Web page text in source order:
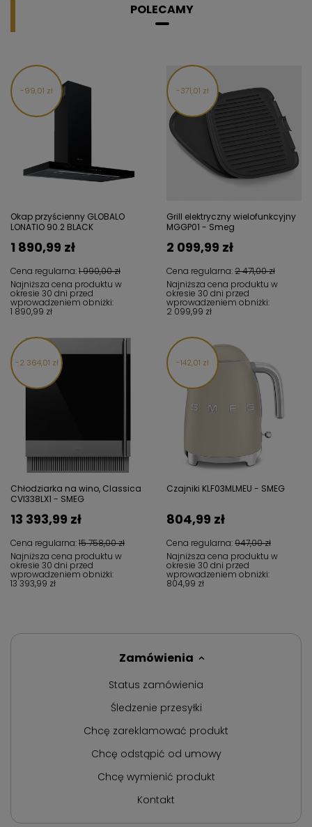
POLECAMY
99,01 zł
Okap przyścienny GLOBALO
LONATIO 90.2 BLACK
Cena regularna:1 990,00 zł
1 890,99 zł
Najniższa cena produktu w
okresie 30 dni przed
wprowadzeniem obniżki:
1 890,99 zł
371,01 zł
Grill elektryczny wielofunkcyjny
MGGP01 - Smeg
Cena regularna:2 471,00 zł
2 099,99 zł
Najniższa cena produktu w
okresie 30 dni przed
wprowadzeniem obniżki:
2 099,99 zł
2 364,01 zł
Chłodziarka na wino, Classica
CVI338LX1 - SMEG
Cena regularna:15 758,00 zł
13 393,99 zł
Najniższa cena produktu w
okresie 30 dni przed
wprowadzeniem obniżki:
13 393,99 zł
142,01 zł
Czajniki KLF03MLMEU - SMEG
Cena regularna:947,00 zł
804,99 zł
Najniższa cena produktu w
okresie 30 dni przed
wprowadzeniem obniżki:
804,99 zł
Zamówienia
Status zamówienia
Śledzenie przesyłki
Chcę zareklamować produkt
Chcę odstąpić od umowy
Chcę wymienić produkt
Kontakt